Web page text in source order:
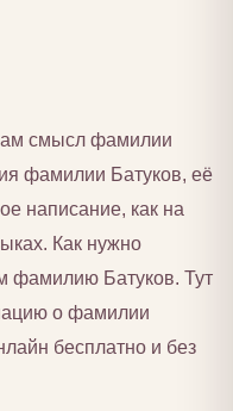
смысл фамилии
фамилии Батуков, её
написание, как на
Как нужно
фамилию Батуков. Тут
о фамилии
бесплатно и без